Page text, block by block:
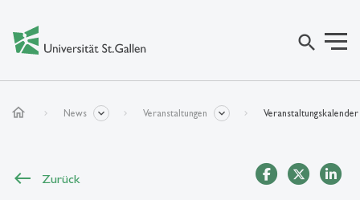
search
home News Veranstaltungen Veranstaltungskalender
Zurück